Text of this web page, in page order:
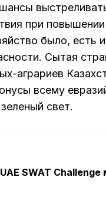
при
было, есть
Сытая
аграриев
всему
свет.
SWAT